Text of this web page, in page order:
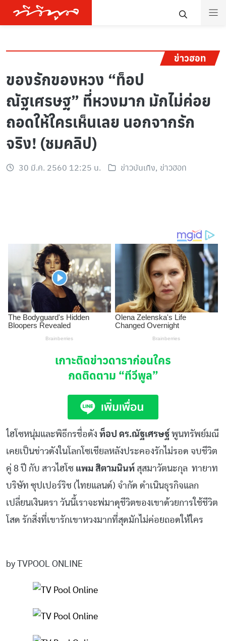
ข่าวฮอท
ของรักของหวง “ท็อป
ณัฐเศรษฐ” ที่หวงมาก มักไม่ค่อย
ถอดให้ใครเห็นเลย นอกจากรัก
จริง! (ชมคลิป)
30 มี.ค. 2560 12:25 น. ข่าวบันเทิง, ข่าวฮอท
เกาะติดข่าวดาราก่อนใคร
กดติดตาม “ทีวีพูล”
ไฮโซหนุ่มและพิธีกรชื่อดัง ท็อป ดร.ณัฐเศรษฐ์ พูนทรัพย์มณี
เคยเป็นข่าวดังในโลกโซเชียลหลังประคองรักไม่รอด จบชีวิต
คู่ 8 ปี กับ สาวไฮโซ แพม สิตามนินท์ สุสมาวัตนะกุล ทายาท
บริษัท ซุปเปอร์ริช (ไทยแลนด์) จำกัด ดำเนินธุรกิจแลก
เปลี่ยนเงินตรา วันนี้เราจะพ่มาดุชีวิตของเขาด้วยการใช้ชีวิต
โสด รักสิ่งที่เขารักเขาหวงมากที่สุดมักไม่ค่อยถอดให้ใคร
by TVPOOL ONLINE